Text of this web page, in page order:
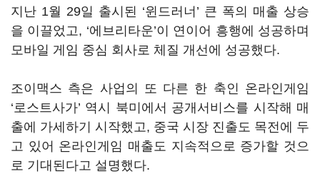
지난 1월 29일 출시된 ‘윈드러너’ 큰 폭의 매출 상승
을 이끌었고, ‘에브리타운’이 연이어 흥행에 성공하며
모바일 게임 중심 회사로 체질 개선에 성공했다.
조이맥스 측은 사업의 또 다른 한 축인 온라인게임
‘로스트사가’ 역시 북미에서 공개서비스를 시작해 매
출에 가세하기 시작했고, 중국 시장 진출도 목전에 두
고 있어 온라인게임 매출도 지속적으로 증가할 것으
로 기대된다고 설명했다.